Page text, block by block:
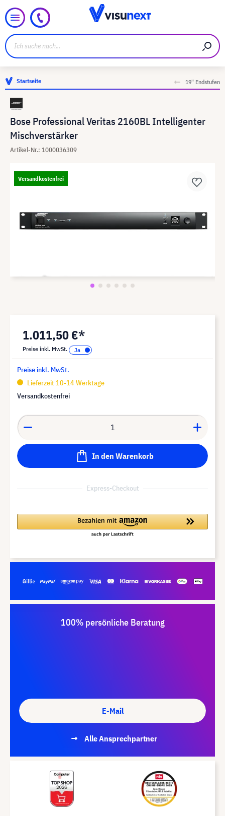
Startseite 19" Endstufen
Bose Professional Veritas 2160BL Intelligenter
Mischverstärker
Artikel-Nr.: 1000036309
Versandkostenfrei
1.011,50 €*
Preise inkl. MwSt.
Preise inkl. MwSt.
Lieferzeit 10-14 Werktage
Versandkostenfrei
In den Warenkorb
Express-Checkout
100% persönliche Beratung
E-Mail
Alle Ansprechpartner